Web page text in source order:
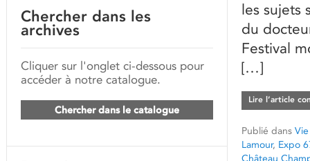
les sujets
du
Festival
[…]
Lire l’article
Publié dans
Lamour, Expo
Château
Chercher dans les
archives
Cliquer sur l'onglet ci-dessous pour
accéder à notre catalogue.
Chercher dans le catalogue